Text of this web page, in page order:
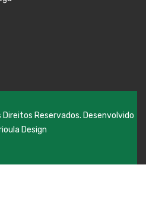
Reservados. Desenvolvido
Design